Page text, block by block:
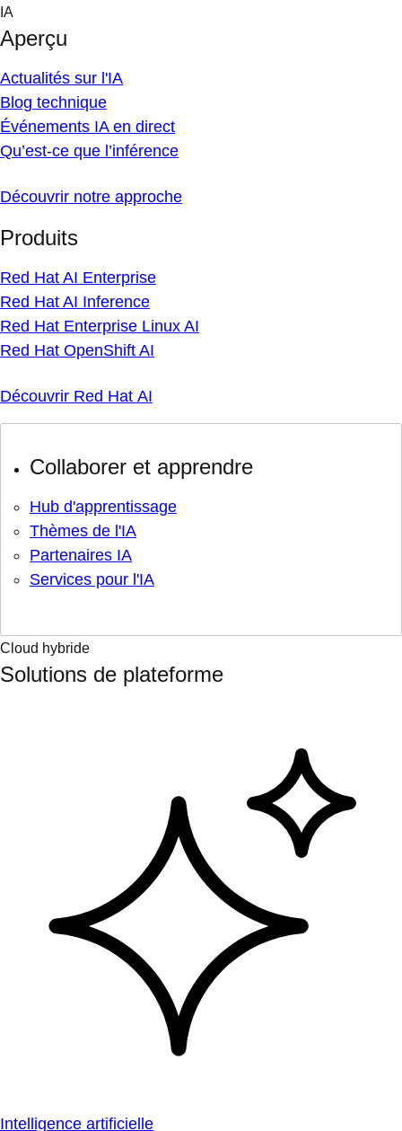
Skip
content
IA
Aperçu
Actualités sur l'IA
Blog technique
Événements IA en direct
Qu’est-ce que l’inférence
Découvrir notre approche
Produits
Red Hat AI Enterprise
Red Hat AI Inference
Red Hat Enterprise Linux AI
Red Hat OpenShift AI
Découvrir Red Hat AI
Collaborer et apprendre
Hub d'apprentissage
Thèmes de l'IA
Partenaires IA
Services pour l'IA
Cloud hybride
Solutions de plateforme
Intelligence artificielle